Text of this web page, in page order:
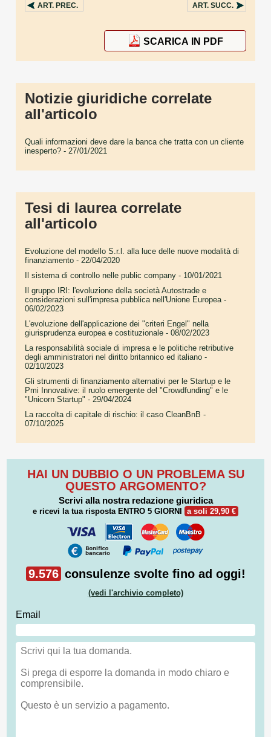
ART. PREC. ART. SUCC.
SCARICA IN PDF
Notizie giuridiche correlate
all'articolo
Quali informazioni deve dare la banca che tratta con un cliente
inesperto? - 27/01/2021
Tesi di laurea correlate
all'articolo
Evoluzione del modello S.r.l. alla luce delle nuove modalità di
finanziamento - 22/04/2020
Il sistema di controllo nelle public company - 10/01/2021
Il gruppo IRI: l'evoluzione della società Autostrade e
considerazioni sull'impresa pubblica nell'Unione Europea -
06/02/2023
L'evoluzione dell'applicazione dei "criteri Engel" nella
giurisprudenza europea e costituzionale - 08/02/2023
La responsabilità sociale di impresa e le politiche retributive
degli amministratori nel diritto britannico ed italiano -
02/10/2023
Gli strumenti di finanziamento alternativi per le Startup e le
Pmi Innovative: il ruolo emergente del "Crowdfunding" e le
"Unicorn Startup" - 29/04/2024
La raccolta di capitale di rischio: il caso CleanBnB -
07/10/2025
HAI UN DUBBIO O UN PROBLEMA SU
QUESTO ARGOMENTO?
Scrivi alla nostra redazione giuridica
e ricevi la tua risposta ENTRO 5 GIORNI a soli 29,90 €
9.576 consulenze svolte fino ad oggi!
(vedi l'archivio completo)
Email